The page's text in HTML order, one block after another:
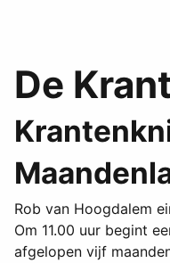
De
Rob van Hoogdalem
Om 11.00 uur begint
afgelopen vijf